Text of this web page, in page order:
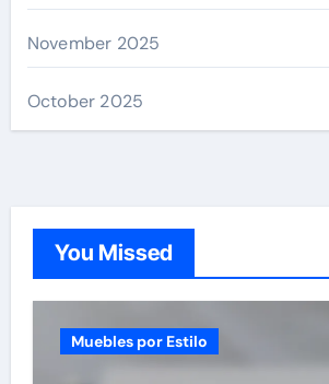
November 2025
October 2025
You Missed
Muebles por Estilo